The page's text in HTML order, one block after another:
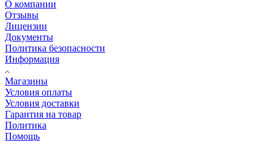
О компании
Отзывы
Лицензии
Документы
Политика безопасности
Информация
Магазины
Условия оплаты
Условия доставки
Гарантия на товар
Политика
Помощь